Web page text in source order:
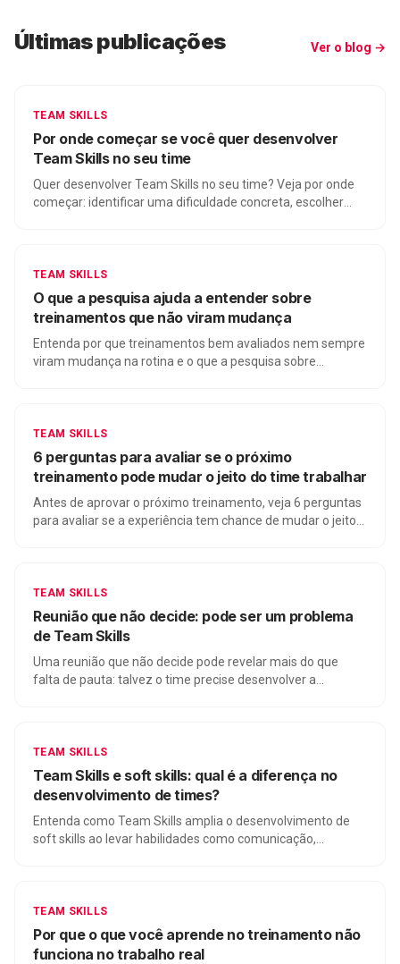
Últimas publicações Ver o blog →
TEAM SKILLS
Por onde começar se você quer desenvolver
Team Skills no seu time
Quer desenvolver Team Skills no seu time? Veja por onde
começar: identificar uma dificuldade concreta, escolher
TEAM SKILLS
O que a pesquisa ajuda a entender sobre
treinamentos que não viram mudança
Entenda por que treinamentos bem avaliados nem sempre
viram mudança na rotina e o que a pesquisa sobre
TEAM SKILLS
6 perguntas para avaliar se o próximo
treinamento pode mudar o jeito do time trabalhar
Antes de aprovar o próximo treinamento, veja 6 perguntas
para avaliar se a experiência tem chance de mudar o jeito
TEAM SKILLS
Reunião que não decide: pode ser um problema
de Team Skills
Uma reunião que não decide pode revelar mais do que
falta de pauta: talvez o time precise desenvolver a
TEAM SKILLS
Team Skills e soft skills: qual é a diferença no
desenvolvimento de times?
Entenda como Team Skills amplia o desenvolvimento de
soft skills ao levar habilidades como comunicação,
TEAM SKILLS
Por que o que você aprende no treinamento não
funciona no trabalho real